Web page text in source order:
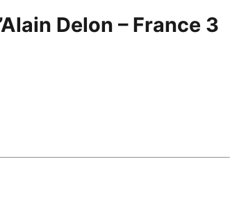
Delon – France 3